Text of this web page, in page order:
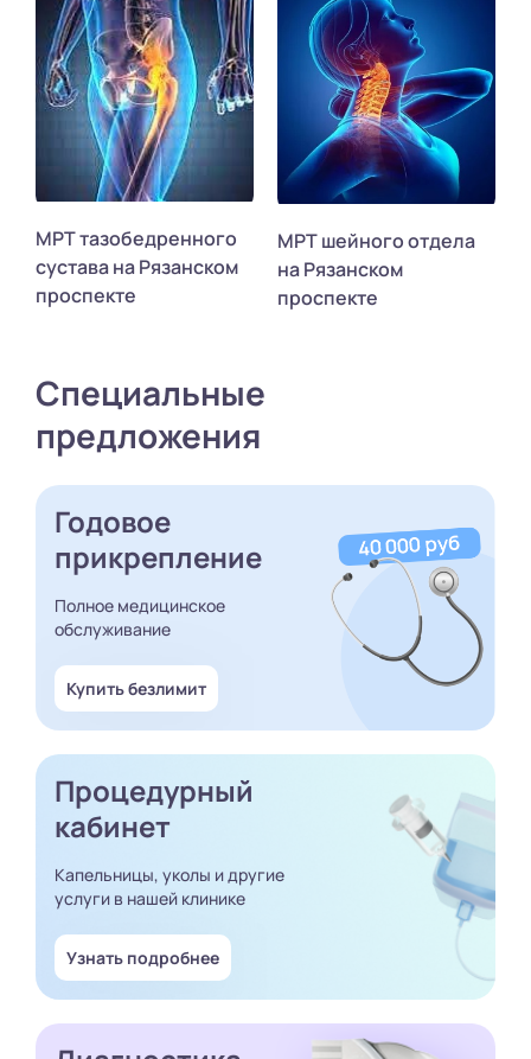
МРТ тазобедренного
сустава на Рязанском
проспекте
МРТ шейного отдела
на Рязанском
проспекте
Специальные
предложения
Годовое
прикрепление
Полное медицинское
обслуживание
Купить безлимит
Процедурный
кабинет
Капельницы, уколы и другие
услуги в нашей клинике
Узнать подробнее